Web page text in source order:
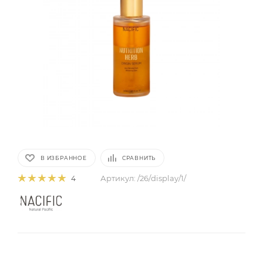
В ИЗБРАННОЕ СРАВНИТЬ
4 Артикул: /26/display/1/